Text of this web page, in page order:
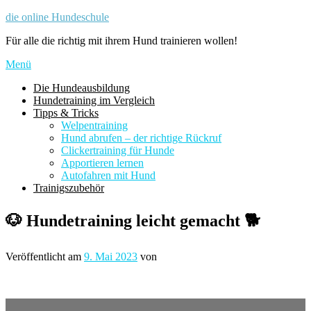
Zum
springen
die online Hundeschule
Für alle die richtig mit ihrem Hund trainieren wollen!
Menü
Die Hundeausbildung
Hundetraining im Vergleich
Tipps & Tricks
Welpentraining
Hund abrufen – der richtige Rückruf
Clickertraining für Hunde
Apportieren lernen
Autofahren mit Hund
Trainigszubehör
🐶 Hundetraining leicht gemacht 🐕
Veröffentlicht am 9. Mai 2023 von